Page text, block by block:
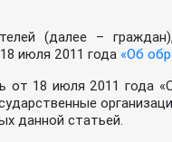
(далее –
июля 2011 года «Об
от 18 июля 2011 года
данной статьей.